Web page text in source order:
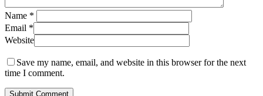
Name *
Email *
Website
Save my name, email, and website in this browser for the next
time I comment.